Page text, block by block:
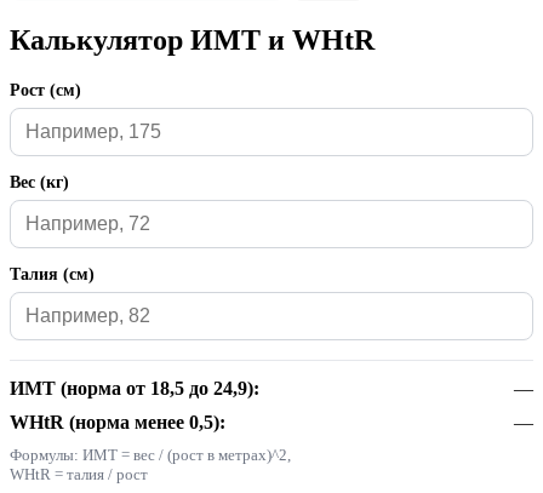
Калькулятор ИМТ и WHtR
Рост (см)
Вес (кг)
Талия (см)
ИМТ (норма от 18,5 до 24,9):
—
WHtR (норма менее 0,5):
—
Формулы: ИМТ = вес / (рост в метрах)^2,
WHtR = талия / рост